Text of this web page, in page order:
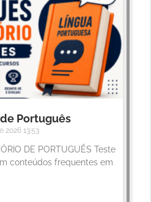
Português
2026 13:53
DE PORTUGUÊS Teste
conteúdos frequentes em